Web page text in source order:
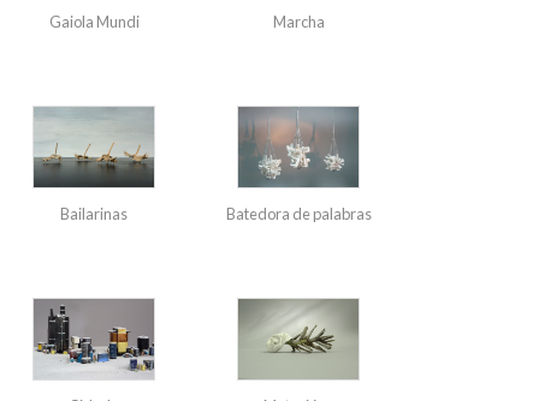
Gaiola Mundi Marcha
Bailarinas Batedora de palabras